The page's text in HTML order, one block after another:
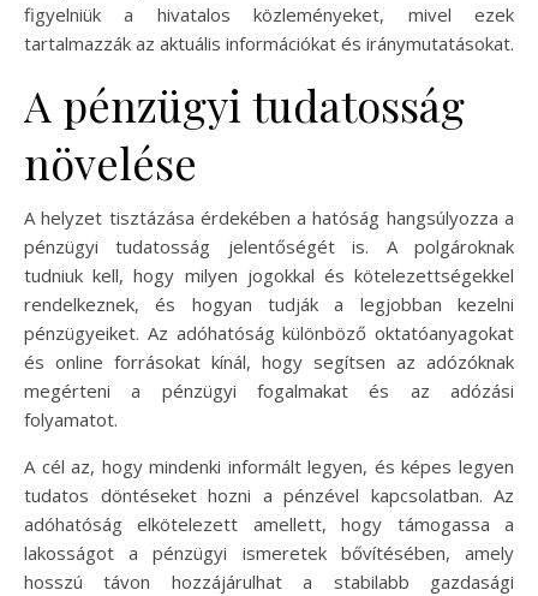
figyelniük a hivatalos közleményeket, mivel ezek
tartalmazzák az aktuális információkat és iránymutatásokat.
A pénzügyi tudatosság
növelése
A helyzet tisztázása érdekében a hatóság hangsúlyozza a
pénzügyi tudatosság jelentőségét is. A polgároknak
tudniuk kell, hogy milyen jogokkal és kötelezettségekkel
rendelkeznek, és hogyan tudják a legjobban kezelni
pénzügyeiket. Az adóhatóság különböző oktatóanyagokat
és online forrásokat kínál, hogy segítsen az adózóknak
megérteni a pénzügyi fogalmakat és az adózási
folyamatot.
A cél az, hogy mindenki informált legyen, és képes legyen
tudatos döntéseket hozni a pénzével kapcsolatban. Az
adóhatóság elkötelezett amellett, hogy támogassa a
lakosságot a pénzügyi ismeretek bővítésében, amely
hosszú távon hozzájárulhat a stabilabb gazdasági